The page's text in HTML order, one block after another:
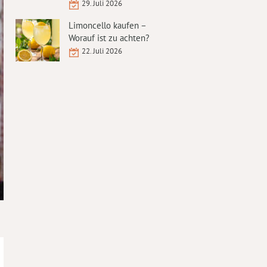
29. Juli 2026
Limoncello kaufen –
Worauf ist zu achten?
22. Juli 2026